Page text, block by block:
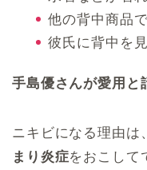
他の背中商品
彼氏に背中を
手島優さんが愛用と
ニキビになる理由は
まり炎症をおこして